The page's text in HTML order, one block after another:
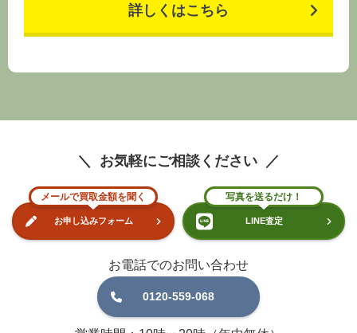
お申し込みフォーム LINE査定
営業時間：10時～20時（年中無休）